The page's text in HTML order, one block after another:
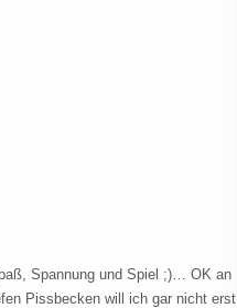
Spannung und Spiel ;)… OK an
Pissbecken will ich gar nicht erst